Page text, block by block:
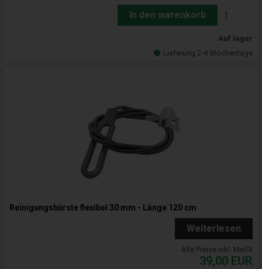
In den warenkorb
Auf lager
Lieferung 2-4 Wochentage
Reinigungsbürste flexibel 30 mm - Länge 120 cm
Weiterlesen
Alle Preise inkl. MwSt
39,00 EUR